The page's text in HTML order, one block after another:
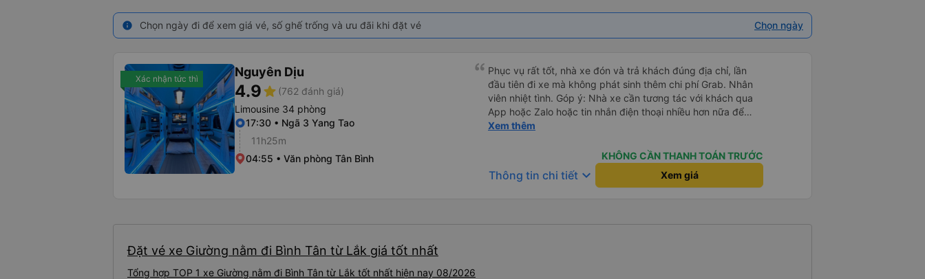
info Chọn ngày đi để xem giá vé, số ghế trống và ưu đãi khi đặt vé Chọn ngày
Xác nhận tức thì Nguyên Dịu
4.9star (762 đánh giá)
Limousine 34 phòng
17:30 • Ngã 3 Yang Tao
11h25m
04:55 • Văn phòng Tân Bình
Phục vụ rất tốt, nhà xe đón và trả khách đúng địa chỉ, lần
đầu tiên đi xe mà không phát sinh thêm chi phí Grab. Nhân
viên nhiệt tình. Góp ý: Nhà xe cần tương tác với khách qua
App hoặc Zalo hoặc tin nhắn điện thoại nhiều hơn nữa để
hành khách yên tâm đặc biệt là khách đặt vé qua App. Chân
Xem thêm
KHÔNG CẦN THANH TOÁN TRƯỚC
Thông tin chi tiết keyboard_arrow_down Xem giá
Đặt vé xe Giường nằm đi Bình Tân từ Lắk giá tốt nhất
Tổng hợp TOP 1 xe Giường nằm đi Bình Tân từ Lắk tốt nhất hiện nay 08/2026